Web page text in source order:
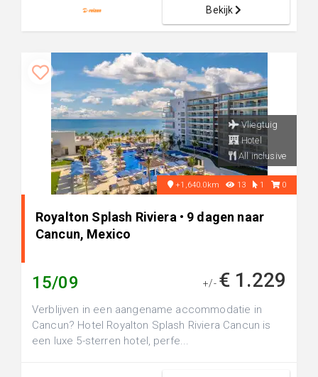
Bekijk
Vliegtuig
Hotel
All inclusive
+1,640.0km 13 1 0
Royalton Splash Riviera • 9 dagen naar
Cancun, Mexico
15/09 +/- € 1.229
Verblijven in een aangename accommodatie in
Cancun? Hotel Royalton Splash Riviera Cancun is
een luxe 5-sterren hotel, perfe...